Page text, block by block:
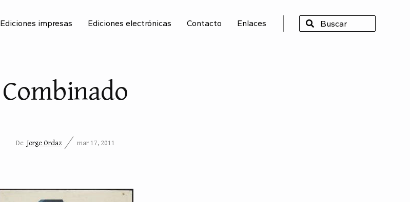
Ediciones impresas Ediciones electrónicas Contacto Enlaces
BUSCAR
Combinado
De Jorge Ordaz mar 17, 2011